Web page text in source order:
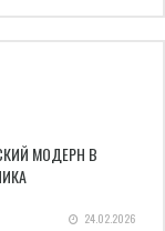
МОДЕРН В
24.02.2026